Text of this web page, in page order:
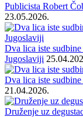
Publicista Robert
23.05.2026.
Dva lica iste
Jugoslaviji
Dva lica iste
21.04.2026.
Druženje uz